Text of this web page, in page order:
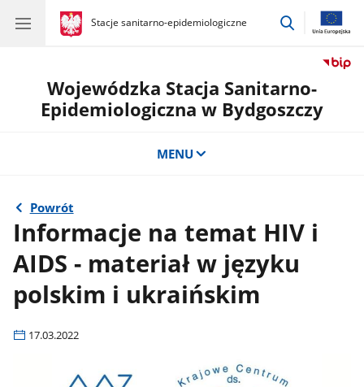
gov.pl
Stacje sanitarno-epidemiologiczne
gov.pl
Stacje
przejdź
Wojewódzka Stacja Sanitarno-
Epidemiologiczna w Bydgoszczy
MENU
Powrót
Informacje na temat HIV i
AIDS - materiał w języku
polskim i ukraińskim
17.03.2022